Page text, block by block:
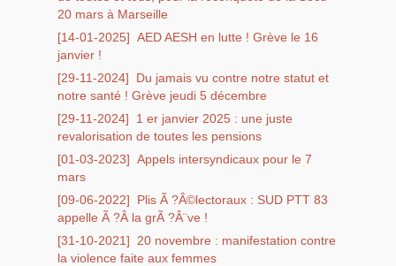
20 mars à Marseille
[14-01-2025] AED AESH en lutte ! Grève le 16
janvier !
[29-11-2024]
Du jamais vu contre notre statut et
notre santé ! Grève jeudi 5 décembre
[29-11-2024]
1 er janvier 2025 : une juste
revalorisation de toutes les pensions
[01-03-2023] Appels intersyndicaux pour le 7
mars
[09-06-2022]
Plis Ã ?Â©lectoraux : SUD PTT 83
appelle Ã ?Â la grÃ ?Â¨ve !
[31-10-2021]
20 novembre : manifestation contre
la violence faite aux femmes